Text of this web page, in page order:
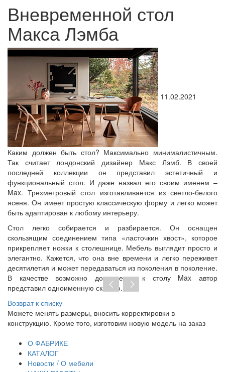
Вневременной стол
Макса Лэмба
11.02.2021
Каким должен быть стол? Максимально минималистичным.
Так считает лондонский дизайнер Макс Лэмб. В своей
последней коллекции он представил эстетичный и
функциональный стол. И даже назвал его своим именем –
Max. Трехметровый стол изготавливается из светло-белого
ясеня. Он имеет простую классическую форму и легко может
быть адаптирован к любому интерьеру.
Стол легко собирается и разбирается. Он оснащен
скользящим соединением типа «ласточкин хвост», которое
прикрепляет ножки к столешнице. Мебель выглядит просто и
элегантно. Кажется, что она вне времени и легко переживет
десятилетия и может передаваться из поколения в поколение.
В качестве возможно дополнения к столу Max автор
представил одноименную скамью.
Возврат к списку
Можете менять размеры, вносить корректировки в
конструкцию. Кроме того, изготовим новую модель на заказ
О ФАБРИКЕ
КАТАЛОГ
Новости / О мебели